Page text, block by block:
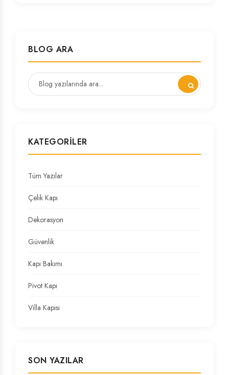
BLOG ARA
KATEGORILER
Tüm Yazılar
Çelik Kapı
Dekorasyon
Güvenlik
Kapı Bakımı
Pivot Kapı
Villa Kapısı
SON YAZILAR